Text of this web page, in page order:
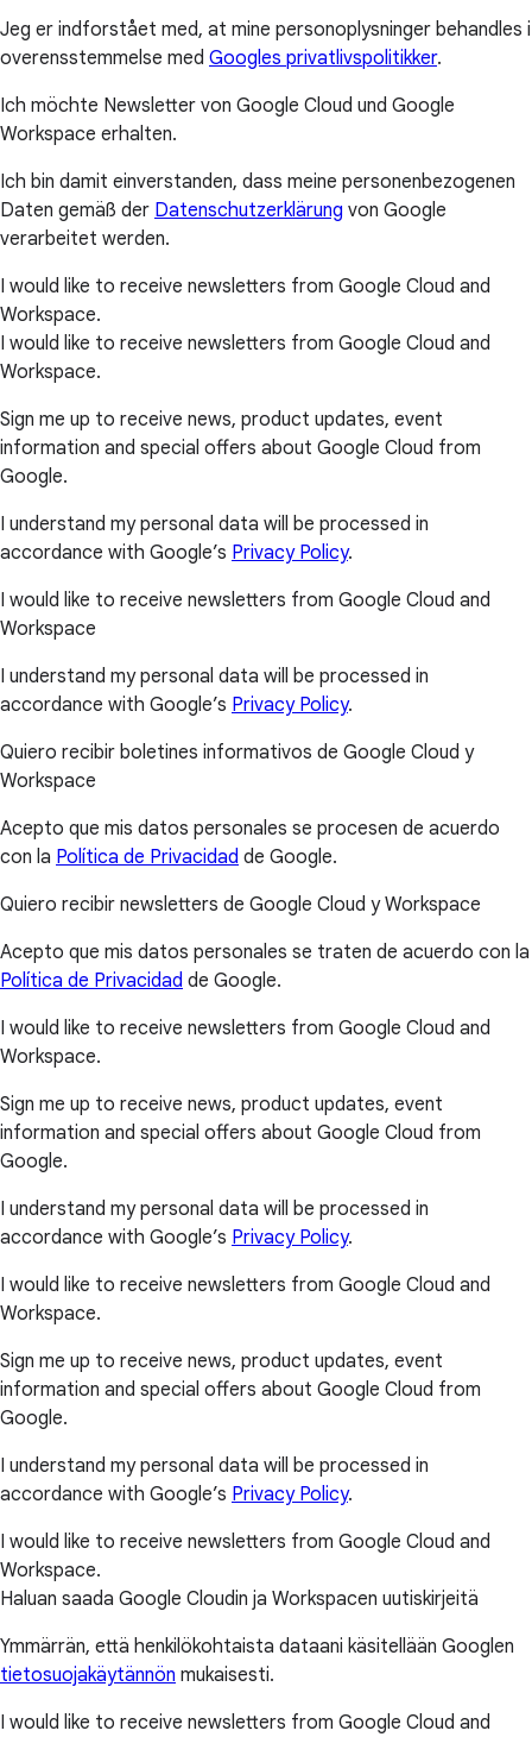
Jeg er indforstået med, at mine personoplysninger behandles i
overensstemmelse med Googles privatlivspolitikker.
Ich möchte Newsletter von Google Cloud und Google
Workspace erhalten.
Ich bin damit einverstanden, dass meine personenbezogenen
Daten gemäß der Datenschutzerklärung von Google
verarbeitet werden.
I would like to receive newsletters from Google Cloud and
Workspace.
I would like to receive newsletters from Google Cloud and
Workspace.
Sign me up to receive news, product updates, event
information and special offers about Google Cloud from
Google.
I understand my personal data will be processed in
accordance with Google’s Privacy Policy.
I would like to receive newsletters from Google Cloud and
Workspace
I understand my personal data will be processed in
accordance with Google’s Privacy Policy.
Quiero recibir boletines informativos de Google Cloud y
Workspace
Acepto que mis datos personales se procesen de acuerdo
con la Política de Privacidad de Google.
Quiero recibir newsletters de Google Cloud y Workspace
Acepto que mis datos personales se traten de acuerdo con la
Política de Privacidad de Google.
I would like to receive newsletters from Google Cloud and
Workspace.
Sign me up to receive news, product updates, event
information and special offers about Google Cloud from
Google.
I understand my personal data will be processed in
accordance with Google’s Privacy Policy.
I would like to receive newsletters from Google Cloud and
Workspace.
Sign me up to receive news, product updates, event
information and special offers about Google Cloud from
Google.
I understand my personal data will be processed in
accordance with Google’s Privacy Policy.
I would like to receive newsletters from Google Cloud and
Workspace.
Haluan saada Google Cloudin ja Workspacen uutiskirjeitä
Ymmärrän, että henkilökohtaista dataani käsitellään Googlen
tietosuojakäytännön mukaisesti.
I would like to receive newsletters from Google Cloud and